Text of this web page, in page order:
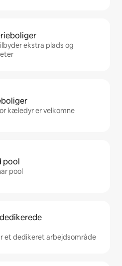
ekstra plads og
kæledyr er velkomne
pool
pool
et dedikeret arbejdsområde